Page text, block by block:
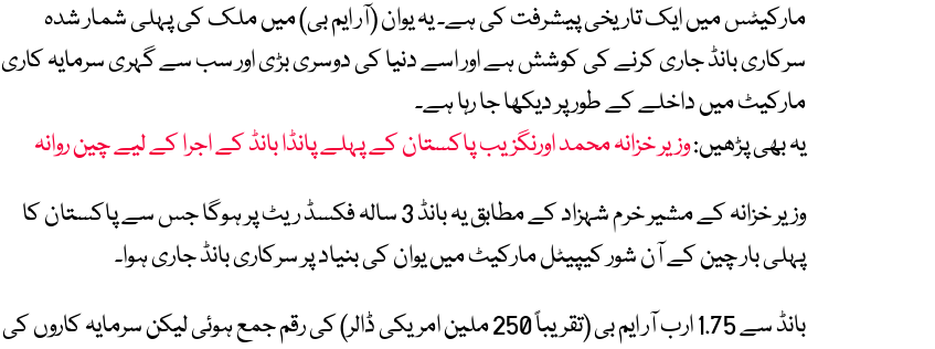
مارکیٹس میں ایک تاریخی پیشرفت کی ہے۔ یہ یوان (آر ایم بی) میں ملک کی پہلی شمار شدہ
سرکاری بانڈ جاری کرنے کی کوشش ہے اور اسے دنیا کی دوسری بڑی اور سب سے گہری سرمایہ کاری
مارکیٹ میں داخلے کے طور پر دیکھا جا رہا ہے۔
یہ بھی پڑھیں:وزیر خزانہ محمد اورنگزیب پاکستان کے پہلے پانڈا بانڈ کے اجرا کے لیے چین روانہ
وزیر خزانہ کے مشیر خرم شہزاد کے مطابق یہ بانڈ 3 سالہ فکسڈ ریٹ پر ہوگا جس سے پاکستان کا
پہلی بار چین کے آن شور کیپیٹل مارکیٹ میں یوان کی بنیاد پر سرکاری بانڈ جاری ہوا۔
بانڈ سے 1.75 ارب آر ایم بی (تقریباً 250 ملین امریکی ڈالر) کی رقم جمع ہوئی لیکن سرمایہ کاروں کی